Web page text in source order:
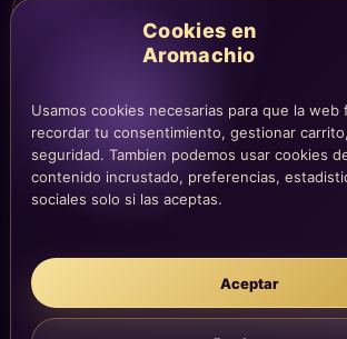
Cookies en
Aromachio
Usamos cookies necesarias para que la web
recordar tu consentimiento, gestionar
seguridad. Tambien podemos usar cookies
contenido incrustado, preferencias,
sociales solo si las aceptas.
Aceptar
Checkout
Condiciones de compra
Envíos y devoluciones
LEGAL
Aviso legal
Privacidad